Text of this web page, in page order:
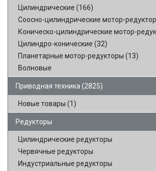
Цилиндрические (166)
Соосно-цилиндрические мотор-
Коническо-цилиндрические мотор-
Цилиндро-конические (32)
Планетарные мотор-редукторы (13)
Волновые
Приводная техника (2825)
Новые товары (1)
Редукторы
Цилиндрические редукторы
Червячные редукторы
Индустриальные редукторы